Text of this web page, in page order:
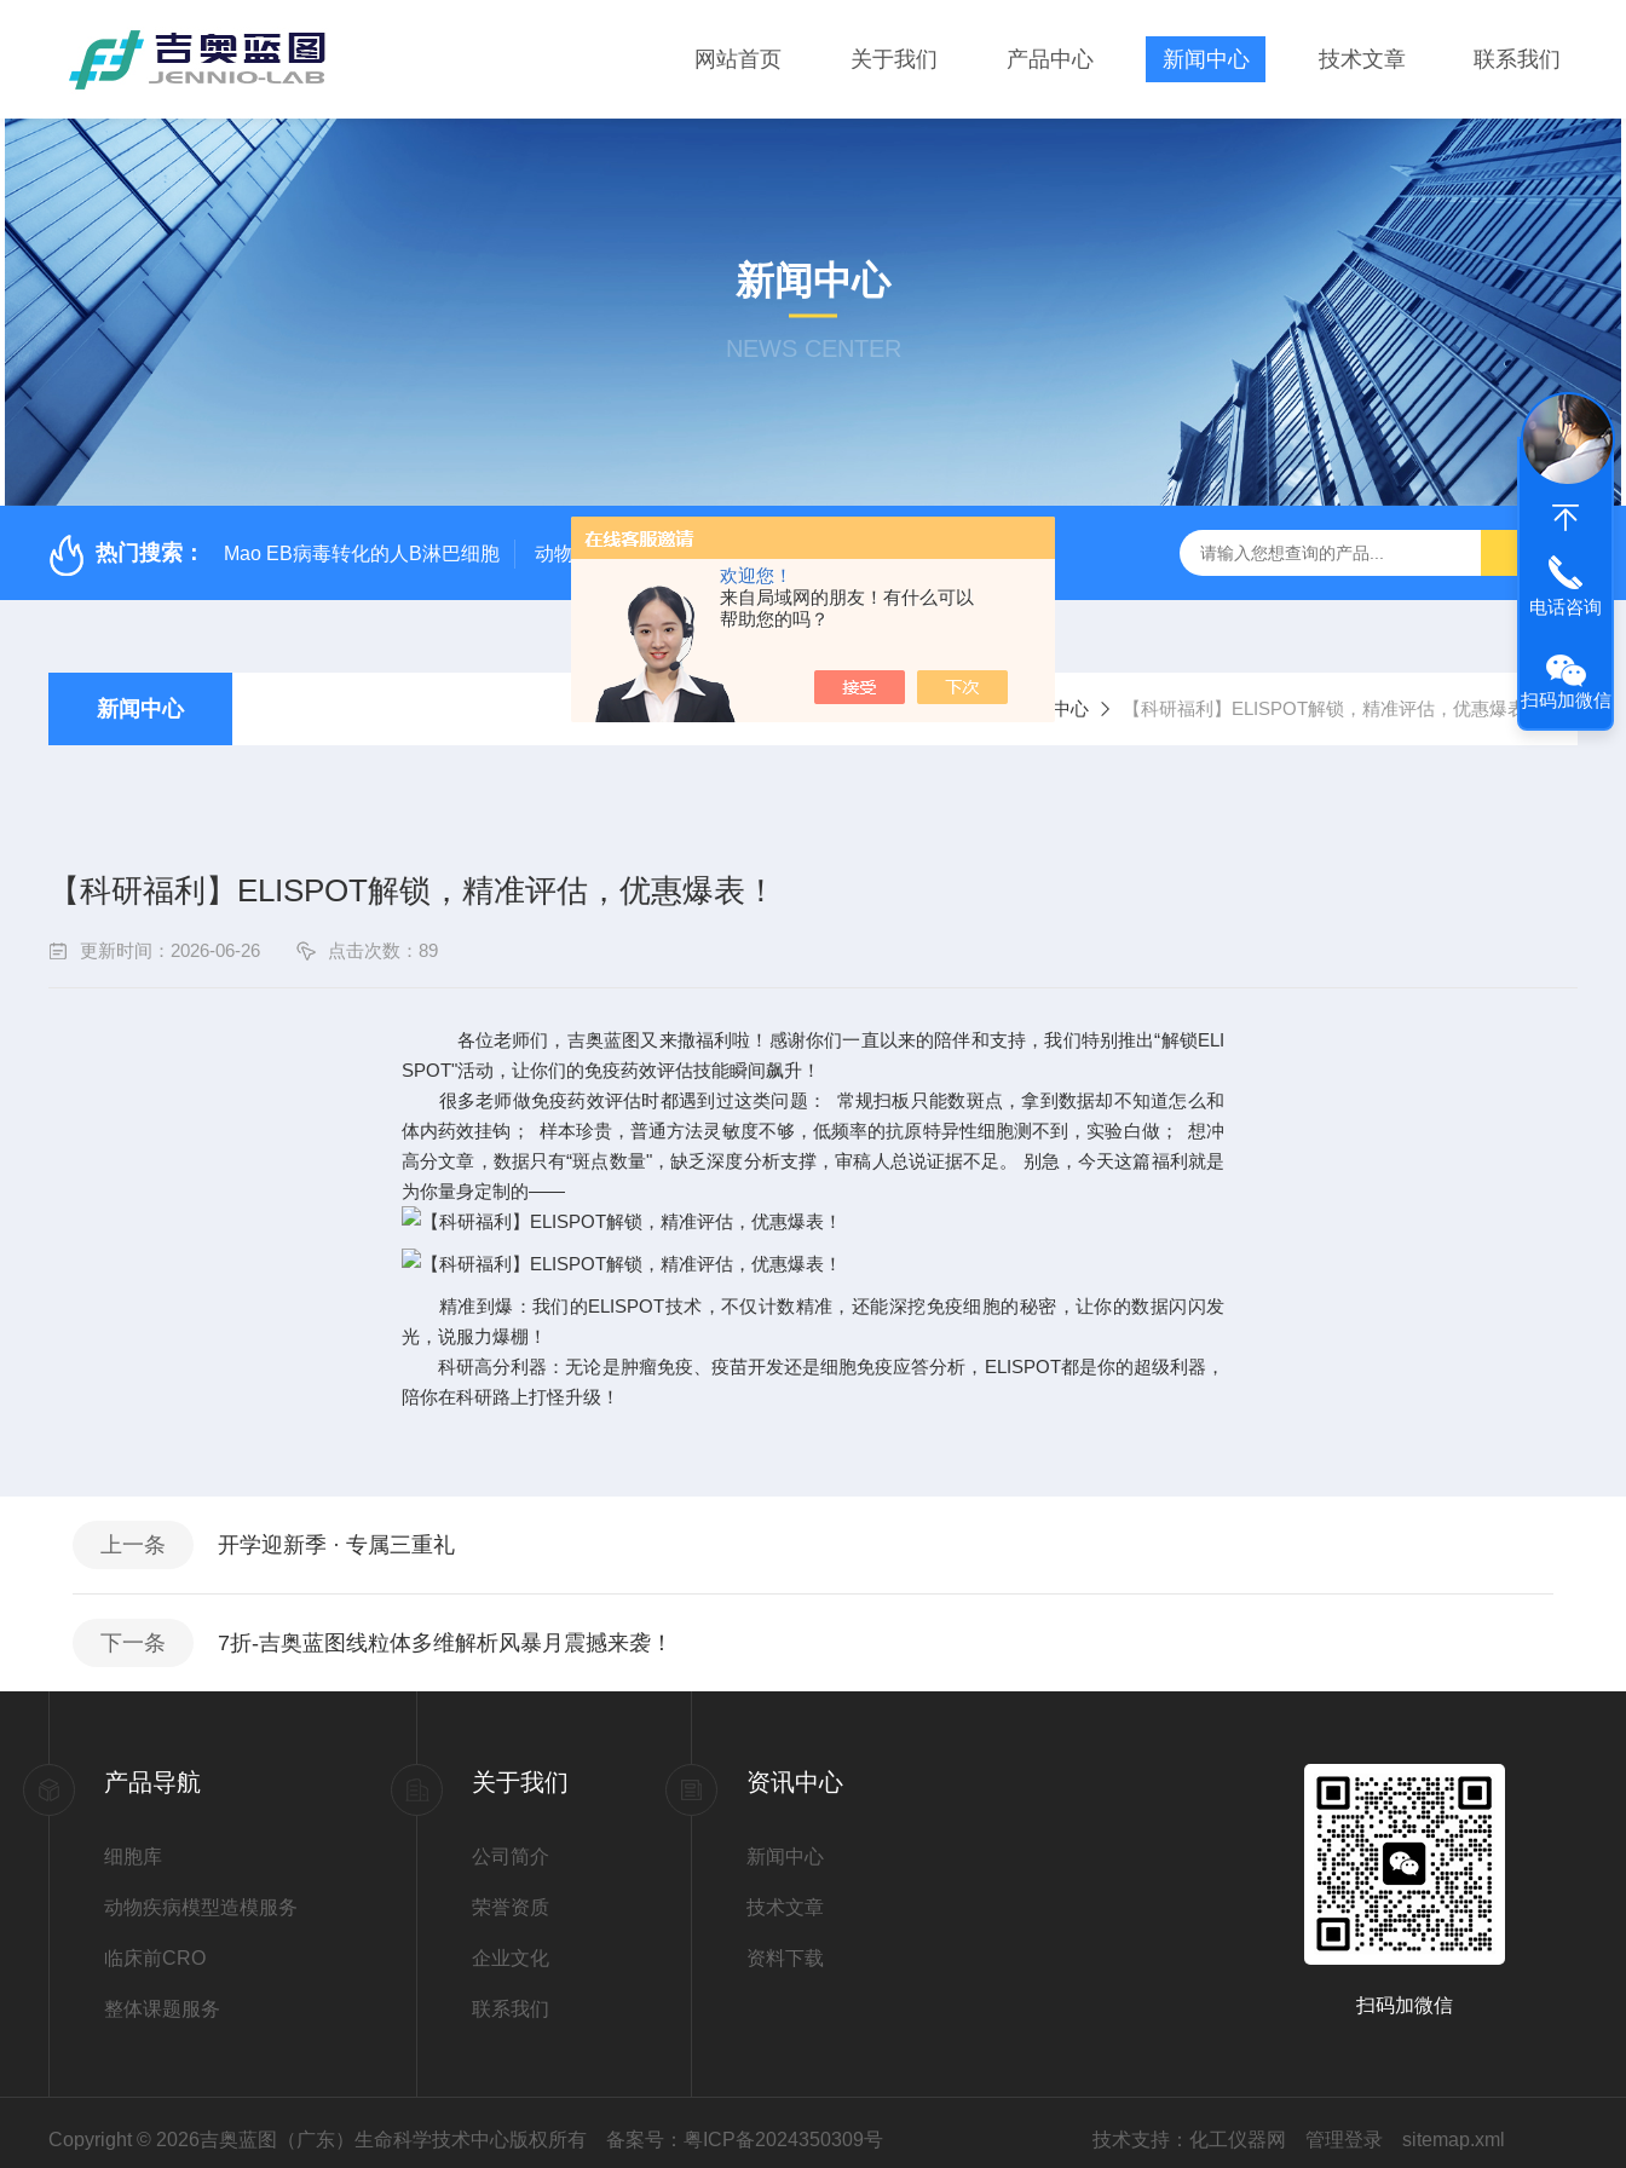
欢迎您！
来自局域网的朋友！有什么可以
帮助您的吗？
网站首页 关于我们 产品中心 新闻中心 技术文章 联系我们
新闻中心
NEWS CENTER
热门搜索： Mao EB病毒转化的人B淋巴细胞 动物实验外包 北京 人源肿瘤组织异种移植（PDX）小鼠模型 流式实验外包
新闻中心 当前位置：首页 新闻中心 【科研福利】ELISPOT解锁，精准评估，优惠爆表！
【科研福利】ELISPOT解锁，精准评估，优惠爆表！
更新时间：2026-06-26 点击次数：89
各位老师们，吉奥蓝图又来撒福利啦！感谢你们一直以来的陪伴和支持，我们特别推出“解锁ELI
SPOT"活动，让你们的免疫药效评估技能瞬间飙升！
很多老师做免疫药效评估时都遇到过这类问题： 常规扫板只能数斑点，拿到数据却不知道怎么和
体内药效挂钩； 样本珍贵，普通方法灵敏度不够，低频率的抗原特异性细胞测不到，实验白做； 想冲
高分文章，数据只有“斑点数量"，缺乏深度分析支撑，审稿人总说证据不足。 别急，今天这篇福利就是
为你量身定制的——
精准到爆：我们的ELISPOT技术，不仅计数精准，还能深挖免疫细胞的秘密，让你的数据闪闪发
光，说服力爆棚！
科研高分利器：无论是肿瘤免疫、疫苗开发还是细胞免疫应答分析，ELISPOT都是你的超级利器，
陪你在科研路上打怪升级！
上一条 开学迎新季 · 专属三重礼
下一条 7折-吉奥蓝图线粒体多维解析风暴月震撼来袭！
产品导航
细胞库
动物疾病模型造模服务
临床前CRO
整体课题服务
关于我们
公司简介
荣誉资质
企业文化
联系我们
资讯中心
新闻中心
技术文章
资料下载
扫码加微信
Copyright © 2026吉奥蓝图（广东）生命科学技术中心版权所有 备案号：粤ICP备2024350309号 技术支持： 化工仪器网 管理登录 sitemap.xml
电话咨询
扫码加微信